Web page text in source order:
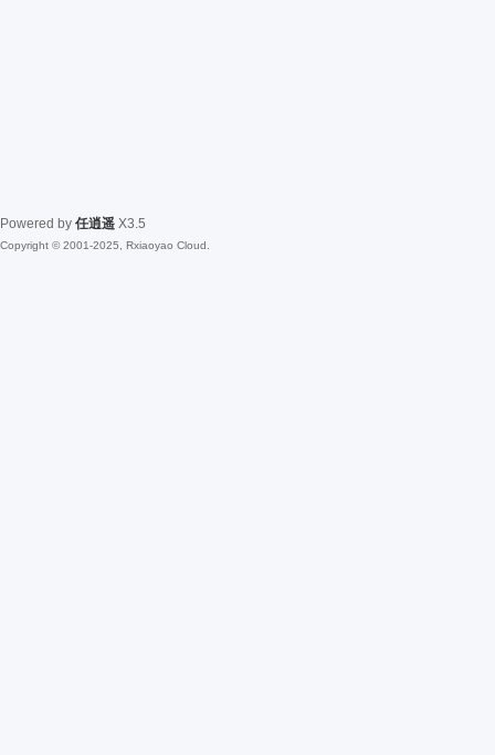
Powered by 任逍遥 X3.5
Copyright © 2001-2025, Rxiaoyao Cloud.